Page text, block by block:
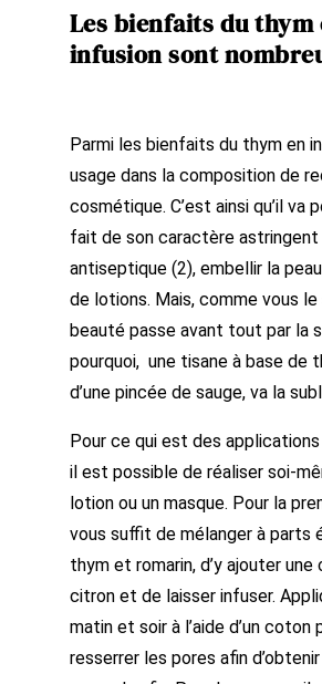
Les bienfaits du thym
infusion sont
Parmi les bienfaits du thym en
usage dans la composition de
cosmétique. C’est ainsi qu’il va
fait de son caractère astringent
antiseptique (2), embellir la
de lotions. Mais, comme vous le
beauté passe avant tout par la
pourquoi, une tisane à base de
d’une pincée de sauge, va la
Pour ce qui est des
il est possible de réaliser soi-
lotion ou un masque. Pour la
vous suffit de mélanger à parts
thym et romarin, d’y ajouter une
citron et de laisser infuser.
matin et soir à l’aide d’un coton
resserrer les pores afin